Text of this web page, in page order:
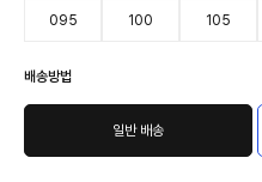
회원가
TBH SHOP 등급별 회원할인가
095 100 105
배송방법
일반 배송